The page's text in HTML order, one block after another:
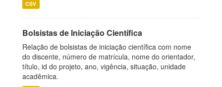
CSV
Bolsistas de Iniciação Científica
Relação de bolsistas de iniciação científica com nome
do discente, número de matrícula, nome do orientador,
título, id do projeto, ano, vigência, situação, unidade
acadêmica.